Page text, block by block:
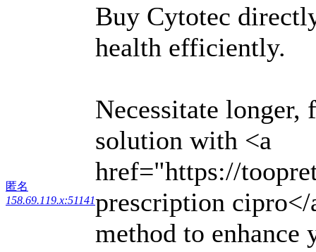
匿名
158.69.119.x:51141
Buy Cytotec
health efficiently.
Necessitate longer,
solution with <a
href="https://
prescription
method to enhance